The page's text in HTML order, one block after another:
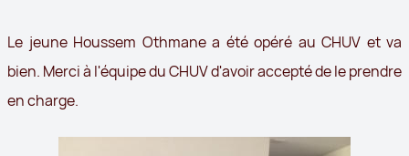
Le jeune Houssem Othmane a été opéré au CHUV et va
bien. Merci à l'équipe du CHUV d'avoir accepté de le prendre
en charge.